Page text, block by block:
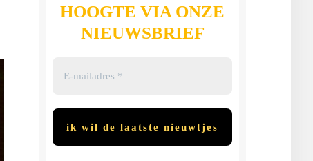
HOOGTE VIA ONZE
NIEUWSBRIEF